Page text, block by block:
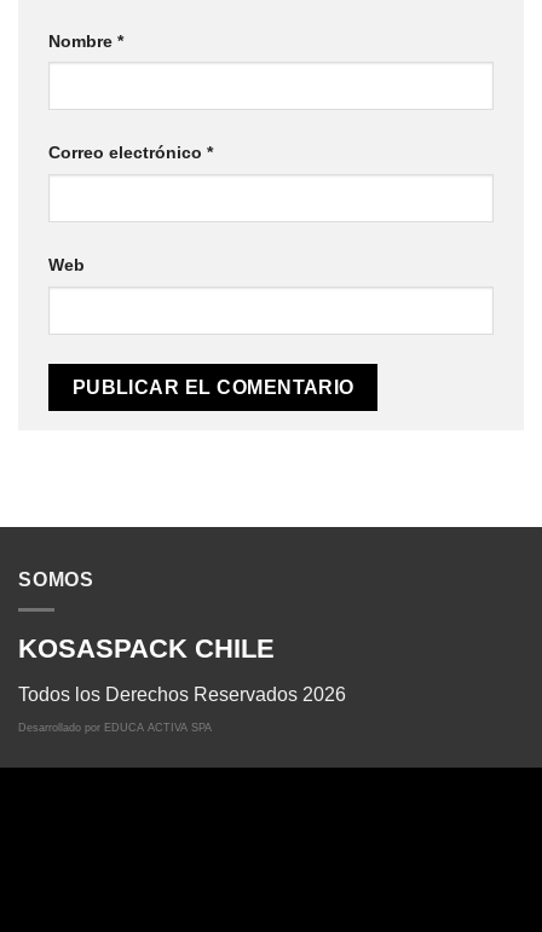
Nombre *
Correo electrónico *
Web
SOMOS
KOSASPACK CHILE
Todos los Derechos Reservados 2026
Desarrollado por EDUCA ACTIVA SPA